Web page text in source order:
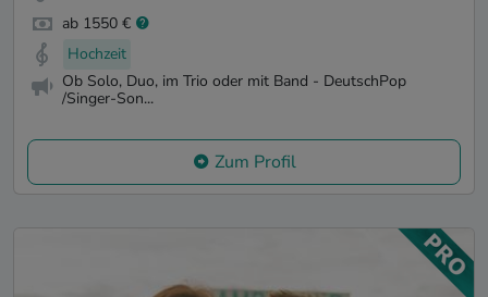
ab 1550 €
Hochzeit
Ob Solo, Duo, im Trio oder mit Band - DeutschPop
/Singer-Son...
Zum Profil